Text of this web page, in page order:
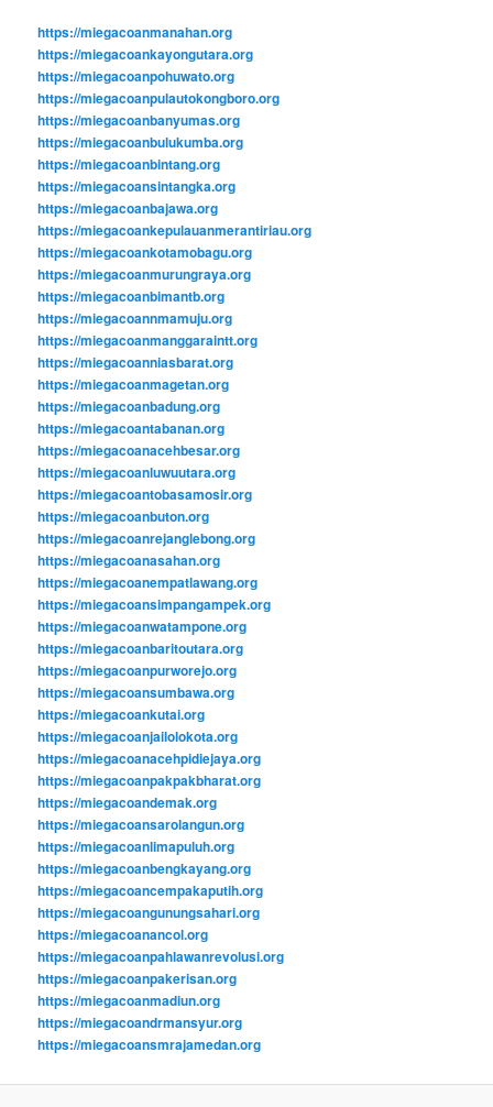
https://miegacoanmanahan.org
https://miegacoankayongutara.org
https://miegacoanpohuwato.org
https://miegacoanpulautokongboro.org
https://miegacoanbanyumas.org
https://miegacoanbulukumba.org
https://miegacoanbintang.org
https://miegacoansintangka.org
https://miegacoanbajawa.org
https://miegacoankepulauanmerantiriau.org
https://miegacoankotamobagu.org
https://miegacoanmurungraya.org
https://miegacoanbimantb.org
https://miegacoannmamuju.org
https://miegacoanmanggaraintt.org
https://miegacoanniasbarat.org
https://miegacoanmagetan.org
https://miegacoanbadung.org
https://miegacoantabanan.org
https://miegacoanacehbesar.org
https://miegacoanluwuutara.org
https://miegacoantobasamosir.org
https://miegacoanbuton.org
https://miegacoanrejanglebong.org
https://miegacoanasahan.org
https://miegacoanempatlawang.org
https://miegacoansimpangampek.org
https://miegacoanwatampone.org
https://miegacoanbaritoutara.org
https://miegacoanpurworejo.org
https://miegacoansumbawa.org
https://miegacoankutai.org
https://miegacoanjailolokota.org
https://miegacoanacehpidiejaya.org
https://miegacoanpakpakbharat.org
https://miegacoandemak.org
https://miegacoansarolangun.org
https://miegacoanlimapuluh.org
https://miegacoanbengkayang.org
https://miegacoancempakaputih.org
https://miegacoangunungsahari.org
https://miegacoanancol.org
https://miegacoanpahlawanrevolusi.org
https://miegacoanpakerisan.org
https://miegacoanmadiun.org
https://miegacoandrmansyur.org
https://miegacoansmrajamedan.org